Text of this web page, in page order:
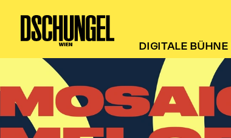
DIGITALE BÜHNE